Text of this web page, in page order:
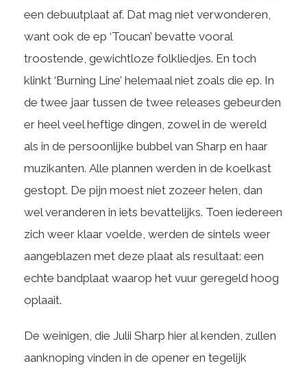
een debuutplaat af. Dat mag niet verwonderen,
want ook de ep ‘Toucan’ bevatte vooral
troostende, gewichtloze folkliedjes. En toch
klinkt ‘Burning Line’ helemaal niet zoals die ep. In
de twee jaar tussen de twee releases gebeurden
er heel veel heftige dingen, zowel in de wereld
als in de persoonlijke bubbel van Sharp en haar
muzikanten. Alle plannen werden in de koelkast
gestopt. De pijn moest niet zozeer helen, dan
wel veranderen in iets bevattelijks. Toen iedereen
zich weer klaar voelde, werden de sintels weer
aangeblazen met deze plaat als resultaat: een
echte bandplaat waarop het vuur geregeld hoog
oplaait.
De weinigen, die Julii Sharp hier al kenden, zullen
aanknoping vinden in de opener en tegelijk